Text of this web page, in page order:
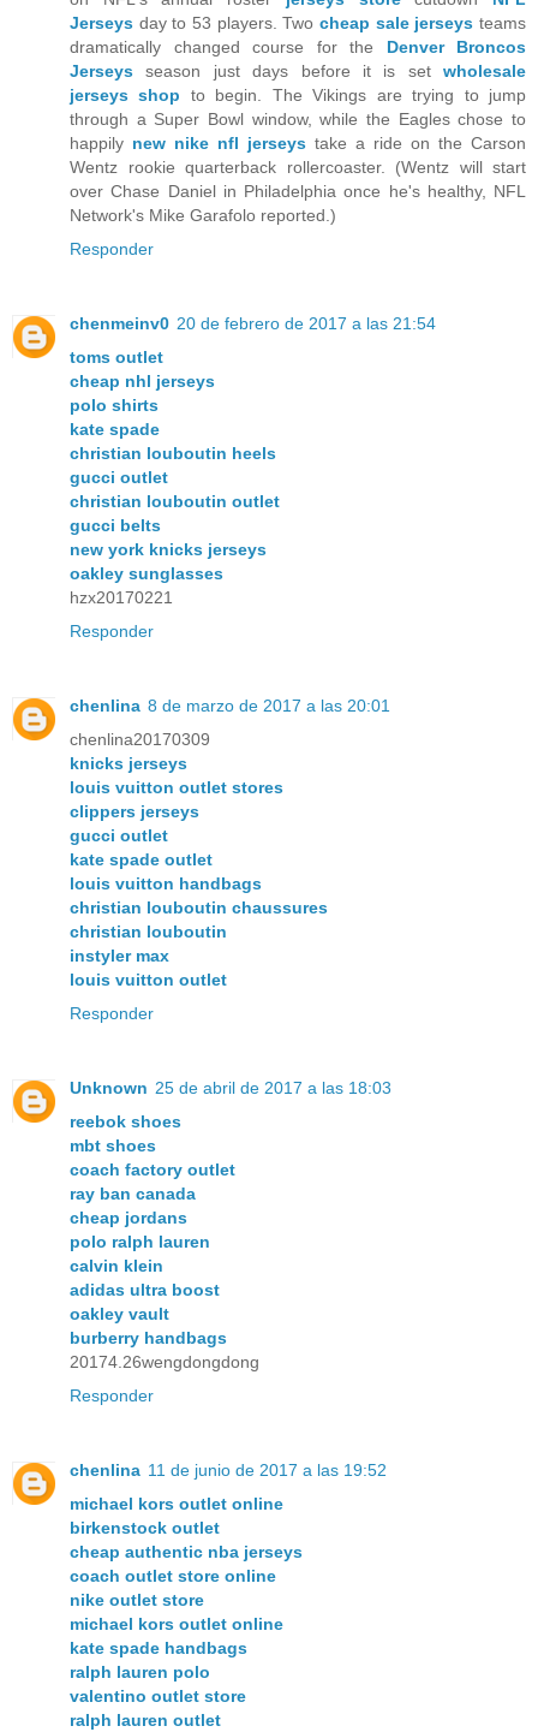
Jerseys day to 53 players. Two cheap sale jerseys teams
dramatically changed course for the Denver Broncos
Jerseys season just days before it is set wholesale
jerseys shop to begin. The Vikings are trying to jump
through a Super Bowl window, while the Eagles chose to
happily new nike nfl jerseys take a ride on the Carson
Wentz rookie quarterback rollercoaster. (Wentz will start
over Chase Daniel in Philadelphia once he's healthy, NFL
Network's Mike Garafolo reported.)
Responder
chenmeinv0 20 de febrero de 2017 a las 21:54
toms outlet
cheap nhl jerseys
polo shirts
kate spade
christian louboutin heels
gucci outlet
christian louboutin outlet
gucci belts
new york knicks jerseys
oakley sunglasses
hzx20170221
Responder
chenlina 8 de marzo de 2017 a las 20:01
chenlina20170309
knicks jerseys
louis vuitton outlet stores
clippers jerseys
gucci outlet
kate spade outlet
louis vuitton handbags
christian louboutin chaussures
christian louboutin
instyler max
louis vuitton outlet
Responder
Unknown 25 de abril de 2017 a las 18:03
reebok shoes
mbt shoes
coach factory outlet
ray ban canada
cheap jordans
polo ralph lauren
calvin klein
adidas ultra boost
oakley vault
burberry handbags
20174.26wengdongdong
Responder
chenlina 11 de junio de 2017 a las 19:52
michael kors outlet online
birkenstock outlet
cheap authentic nba jerseys
coach outlet store online
nike outlet store
michael kors outlet online
kate spade handbags
ralph lauren polo
valentino outlet store
ralph lauren outlet